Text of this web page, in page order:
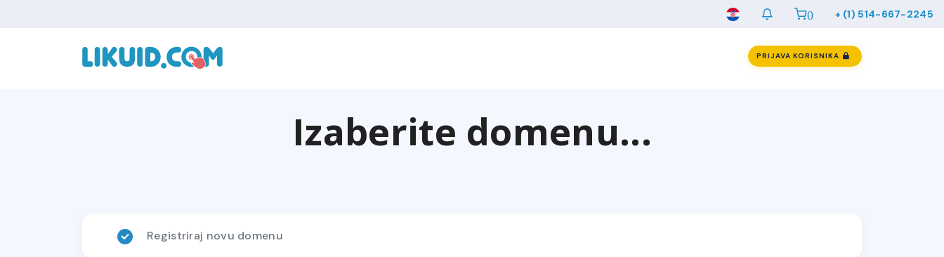
0 + (1) 514-667-2245
PRIJAVA KORISNIKA
Izaberite domenu...
Registriraj novu domenu